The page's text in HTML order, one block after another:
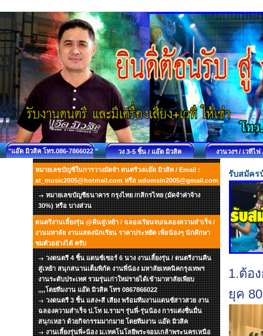
"แอ๊ด มิวสิค โทร.086-7866022 " วง 3-5 ชิ้น / แอ๊ด มิวสิค งานวงฯ / เวทีไ
หมายเลขบัญชีในการวางมัดจำ ดนตรีวงแอ๊ด มิวสิค / Email :
at_music2005@hotmail.com หรือ udomsin2005@gmail.com
หมายเลขบัญชีธนาคาร กรุงไทย /กสิกรไทย (มัดจำค่าจ้าง
30%) หรือ บางส่วน
ดนตรีงานเลี้ยงรุ่น @คืนสู่เหย้า / ฉลองเรียนจบ/ฉลองความสำเร็จ /
งานมหาลัย งานแสดงนักเรียน ราคาประหยัด เพื่อน้องๆ นักศึกษา
ชมตัวอย่างได้ ครับ
วงดนตรี 4 ชิ้น แดนซ์เซอร์ 6 นาง งานเลี้ยงรุ่น / ดนตรีงานคืน
สู่เหย้า สนุกสนานเต็มพิกัด งานพี่น้อง มหาลัยเทคนิคกรุงเทพฯ
งานระดับประเทศ รวมรุ่นเก่าใหม่รายได้เข้ามาหาลัยเพียบ
,,,,โดยทีมงาน แอ๊ด มิวสิค โทร 0867866022
วงดนตรี 3 ชิ้น แสง+สี เสียง พร้อมทีมงานแดนซ์สาวสวย งาน
ฉลองความสำเร็จ ป.โท ม.รามฯ รุ่นพี่-รุ่นน้อง การแต่งชื่นมื่น
สนุกเหฮา ด้วยกิจกรรมมากมาย โดยทีมงาน แอ๊ด มิวสิค
งานเลี้ยงรุ่นพี่+น้อง ม.เทคโนโลยีพระจอมเกล้าพระนครเหนือ
รับสมัคร
1.ต้อ
ยุค